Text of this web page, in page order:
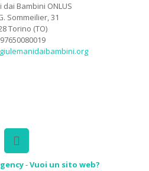
dai Bambini ONLUS
Sommeilier, 31
Torino (TO)
97650080019
-Vuoi un sito web?